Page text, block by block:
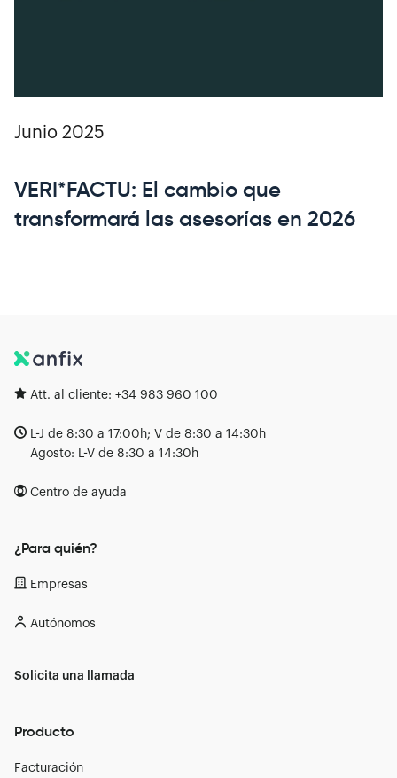
Junio 2025
VERI*FACTU: El cambio que
transformará las asesorías en 2026
Att. al cliente: +34 983 960 100
L-J de 8:30 a 17:00h; V de 8:30 a 14:30h
Agosto: L-V de 8:30 a 14:30h
Centro de ayuda
¿Para quién?
Empresas
Autónomos
Solicita una llamada
Producto
Facturación